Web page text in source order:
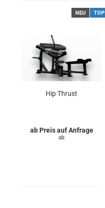
NEU TOP
Hip Thrust
Preis auf Anfrage